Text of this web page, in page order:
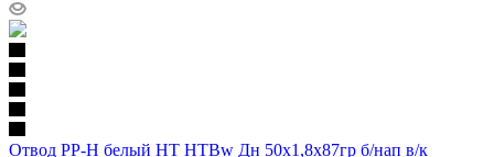
Отвод PP-H белый HT HTBw Дн 50х1,8х87гр б/нап в/к